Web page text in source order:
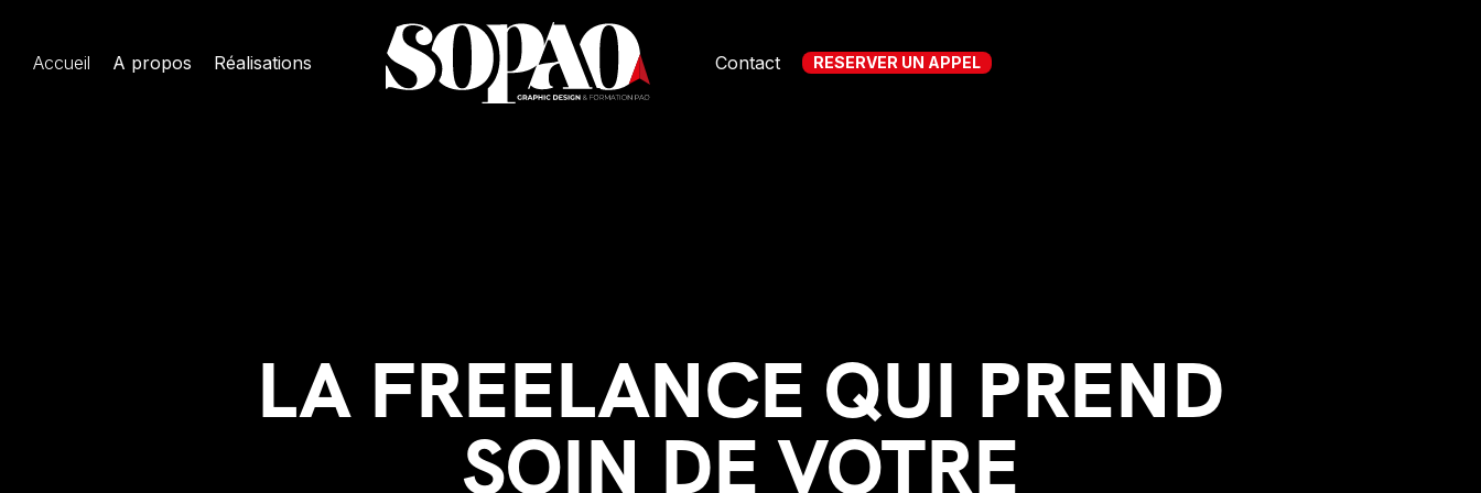
Accueil A propos Réalisations Contact RESERVER UN APPEL
LA FREELANCE QUI PREND
SOIN DE VOTRE